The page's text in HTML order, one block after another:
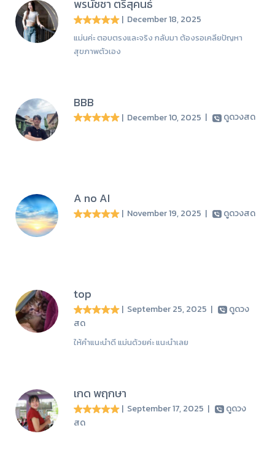
พรนัชชา ตรีสุคนธ์
| December 18, 2025
แม่นค่ะ ตอบตรงและจริง กลับมา ต้องรอเคลียปัญหา
สุขภาพตัวเอง
BBB
| December 10, 2025 | ดูดวงสด
A no AI
| November 19, 2025 | ดูดวงสด
top
| September 25, 2025 |
ดูดวง
สด
ให้คำแนะนำดี แม่นด้วยค่ะ แนะนำเลย
เกด พฤกษา
| September 17, 2025 |
ดูดวง
สด